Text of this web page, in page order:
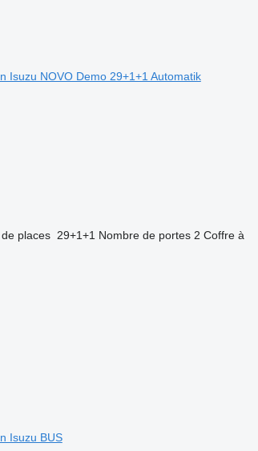
Isuzu NOVO Demo 29+1+1 Automatik
places 29+1+1 Nombre de portes 2 Coffre à
Isuzu BUS